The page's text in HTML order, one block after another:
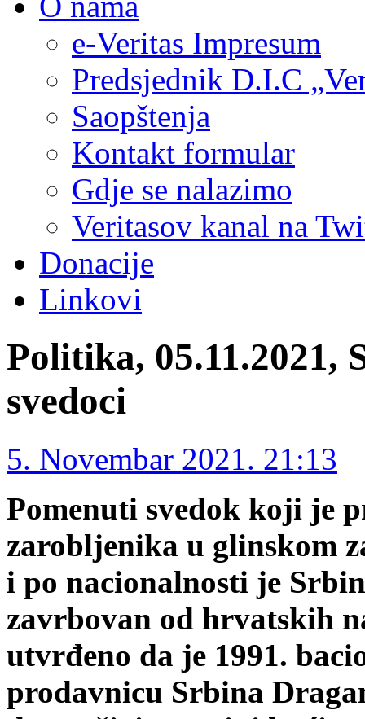
e-Veritas Impresum
Predsjednik D.I.C
Saopštenja
Kontakt formular
Gdje se nalazimo
Veritasov kanal na
Donacije
Linkovi
Politika, 05.11.2021,
svedoci
5. Novembar 2021. 21:13
Pomenuti svedok koji je
zarobljenika u glinskom
i po nacionalnosti je
zavrbovan od hrvatskih
utvrđeno da je 1991.
prodavnicu Srbina